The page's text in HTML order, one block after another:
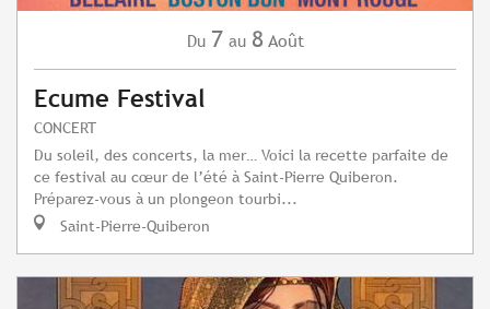
Du 7 au 8 Août
Ecume Festival
CONCERT
Du soleil, des concerts, la mer… Voici la recette parfaite de
ce festival au cœur de l’été à Saint-Pierre Quiberon.
Préparez-vous à un plongeon tourbi...
Saint-Pierre-Quiberon